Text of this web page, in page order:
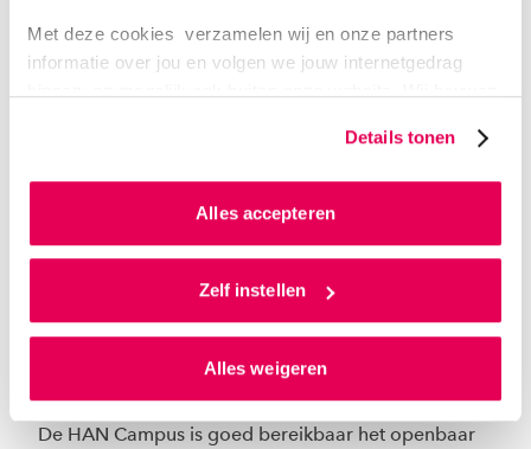
Met deze cookies verzamelen wij en onze partners
informatie over jou en volgen we jouw internetgedrag
website en communicatie aan op jouw voorkeuren. Ook
van jouw internetgedrag.
Als je op ‘Alles accepteren’ klikt dan geef je ons
toestemming om cookies voor social media en
gepersonaliseerde advertenties te plaatsen. Lees
cookiestatement. Via ‘Zelf instellen’ kun je ook zelf
instellen welke cookies we plaatsen. Je kunt je
toestemming altijd wijzigen of intrekken via
Details tonen
Alles accepteren
Zelf instellen
Alles weigeren
Ruitenberglaan 26
6826 CC
Telefoon026-3691911
Plan mijn route
Bereikbaarheid
De HAN Campus is goed bereikbaar het openbaar